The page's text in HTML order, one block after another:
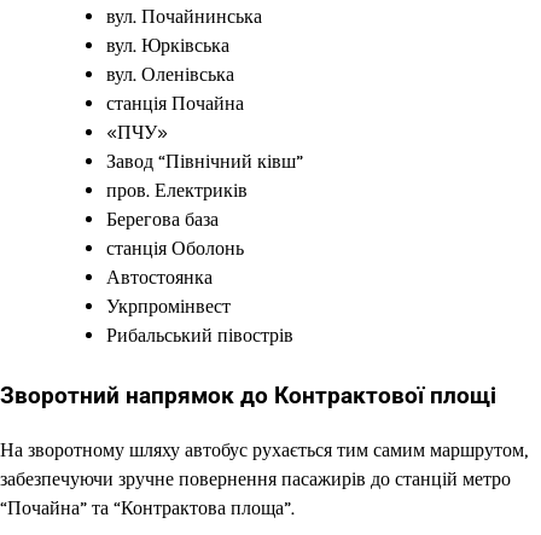
вул. Почайнинська
вул. Юрківська
вул. Оленівська
станція Почайна
«ПЧУ»
Завод “Північний ківш”
пров. Електриків
Берегова база
станція Оболонь
Автостоянка
Укрпромінвест
Рибальський півострів
Зворотний напрямок до Контрактової площі
На зворотному шляху автобус рухається тим самим маршрутом,
забезпечуючи зручне повернення пасажирів до станцій метро
“Почайна” та “Контрактова площа”.